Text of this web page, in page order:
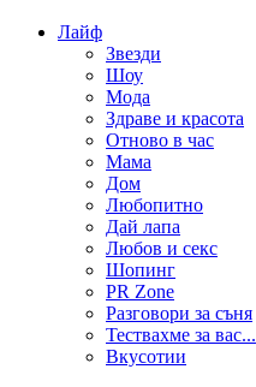
Лайф
Звезди
Шоу
Мода
Здраве и красота
Отново в час
Мама
Дом
Любопитно
Дай лапа
Любов и секс
Шопинг
PR Zone
Разговори за съня
Тествахме за вас...
Вкусотии